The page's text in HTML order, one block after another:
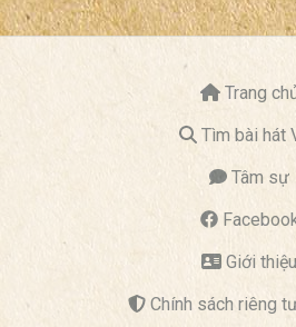
Trang
Tìm bài hát
Tâm sự
Giới thiệu
Chính sách riêng